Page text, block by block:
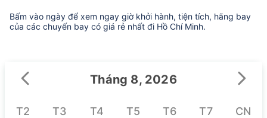
Bấm vào ngày để xem ngay giờ khởi hành, tiện tích, hãng bay
của các chuyến bay có giá rẻ nhất đi Hồ Chí Minh.
Tháng 8, 2026
T2 T3 T4 T5 T6 T7 CN